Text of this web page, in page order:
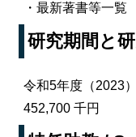
・最新著書等一
研究期間と
令和5年度（2023
452,700 千円